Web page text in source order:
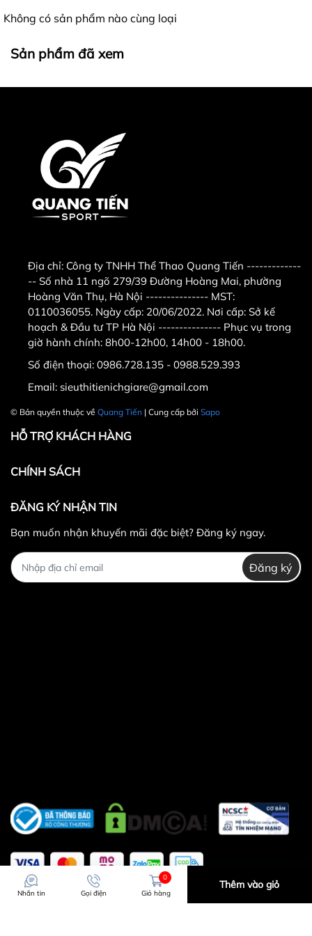
3.Hình ảnh thực của sản phẩm
chính hãng tại hà nội
Công ty TNHH Thể Thao Quang Tiến .
Địa chỉ :số 11 ngõ 279 ngách 279/39
Mai,Hà Nội ( nếu có wifi , 3g tìm trên
google map " Công ty TNHH thể thao
Quang Tiến ". - Điện thoại
:0986.728.135 - 0988.52.93.93có
zalo (gọi trong giờ hành chính từ sáng
16h)0989.869.855
trờ đi và ngày chủ nhật - Email :
sieuthitienichgiare@gmail.com
Khách hàng ở tỉnh xa mua hàng vui
lòng cọc trước ít tiền vận chuyển hoặc
chuyển khoản
Không có sản phẩm nào cùng loại
Sản phẩm đã xem
Địa chỉ: Công ty TNHH Thể Thao Quang Tiến -------------
-- Số nhà 11 ngõ 279/39 Đường Hoàng Mai, phường
Hoàng Văn Thụ, Hà Nội --------------- MST:
0110036055. Ngày cấp: 20/06/2022. Nơi cấp: Sở kế
hoạch & Đầu tư TP Hà Nội --------------- Phục vụ trong
giờ hành chính: 8h00-12h00, 14h00 - 18h00.
Số điện thoại: 0986.728.135 - 0988.529.393
Email: sieuthitienichgiare@gmail.com
© Bản quyền thuộc về Quang Tiến | Cung cấp bởi Sapo
HỖ TRỢ KHÁCH HÀNG
CHÍNH SÁCH
ĐĂNG KÝ NHẬN TIN
Bạn muốn nhận khuyến mãi đặc biệt? Đăng ký ngay.
Đăng ký
Nhắn tin Gọi điện
0
Giỏ hàng
Thêm vào giỏ